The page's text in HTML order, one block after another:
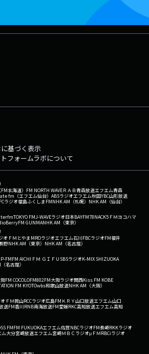
基づく表示
フォームラボについて
北海道） FM NORTH WAVEＲＡＢ青森放送エフエム青森
fm（エフエム仙台） ABSラジオエフエム秋田YBC山形放送
ラジオ福島ふくしまFMNHK AM（札幌） NHK AM（仙台）
TOKYO FMJ-WAVEラジオ日本BAYFM78NACK5 ＦＭヨコハマ
FM GUNMANHK AM（東京）
オ ＦＭとやまMROラジオエフエム石川FBCラジオFM福井
野NHK AM（東京） NHK AM（名古屋）
FMFM AICHI ＦＭ ＧＩＦＵ SBSラジオK-MIX SHIZUOKA
名古屋）
FM COCOLOFM802FM大阪ラジオ関西Kiss FM KOBE
FM KYOTOwbs和歌山放送NHK AM（大阪）
ＦＭ岡山RCCラジオ広島FM ＫＲＹ山口放送エフエム山口
送FM香川RNB南海放送FM愛媛RKC高知放送エフエム高知
FMFM FUKUOKAエフエム佐賀NBCラジオFM長崎RKKラジオ
ム大分宮崎放送エフエム宮崎ＭＢＣラジオμＦＭRBCiラジオ